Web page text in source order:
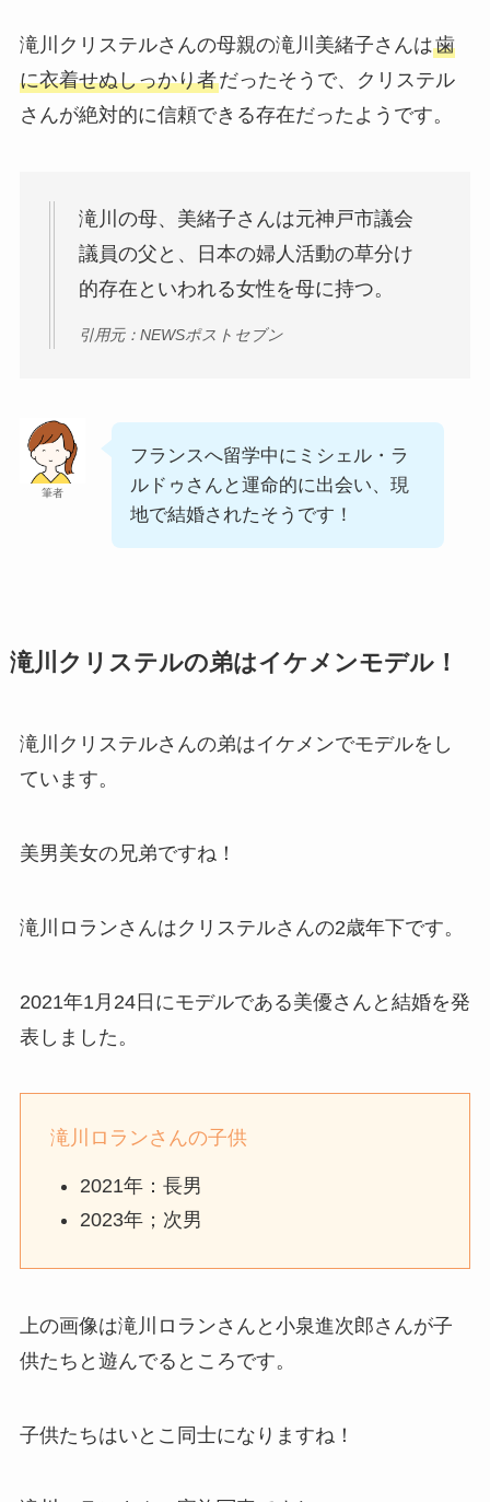
滝川クリステルさんの母親の滝川美緒子さんは歯
に衣着せぬしっかり者だったそうで、クリステル
さんが絶対的に信頼できる存在だったようです。
滝川の母、美緒子さんは元神戸市議会
議員の父と、日本の婦人活動の草分け
的存在といわれる女性を母に持つ。
引用元：NEWSポストセブン
筆者
フランスへ留学中にミシェル・ラ
ルドゥさんと運命的に出会い、現
地で結婚されたそうです！
滝川クリステルの弟はイケメンモデル！
滝川クリステルさんの弟はイケメンでモデルをし
ています。
美男美女の兄弟ですね！
滝川ロランさんはクリステルさんの2歳年下です。
2021年1月24日にモデルである美優さんと結婚を発
表しました。
滝川ロランさんの子供
2021年：長男
2023年；次男
上の画像は滝川ロランさんと小泉進次郎さんが子
供たちと遊んでるところです。
子供たちはいとこ同士になりますね！